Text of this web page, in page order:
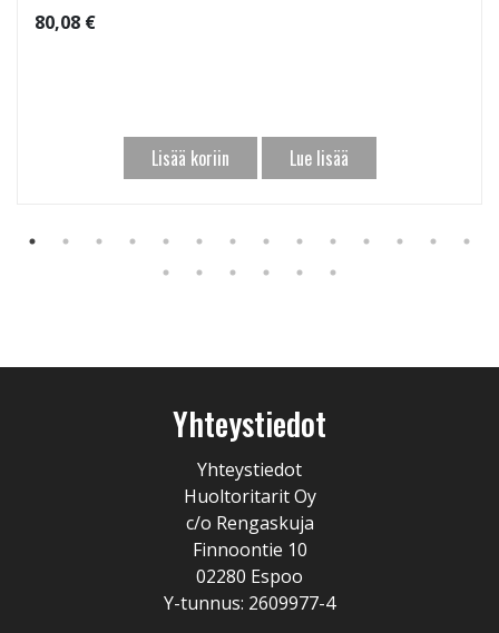
80,08 €
Lisää koriin Lue lisää
Yhteystiedot
Yhteystiedot
Huoltoritarit Oy
c/o Rengaskuja
Finnoontie 10
02280 Espoo
Y-tunnus: 2609977-4